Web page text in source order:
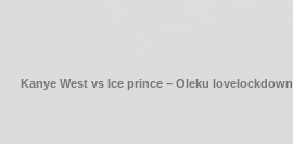
Kanye West vs Ice prince – Oleku lovelockdown